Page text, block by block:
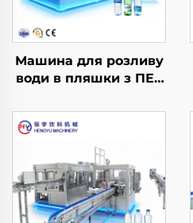
Машина для розливу
води в пляшки з ПЕТ